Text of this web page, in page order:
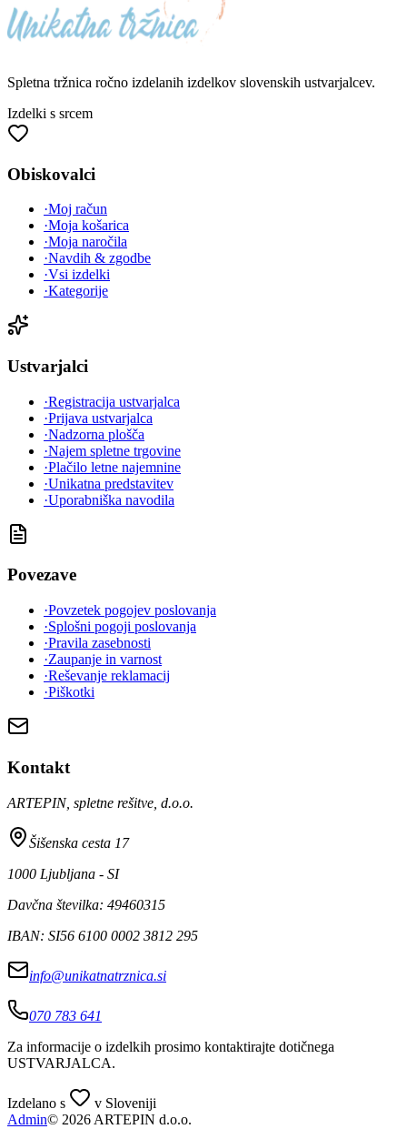
Spletna tržnica ročno izdelanih izdelkov slovenskih ustvarjalcev.
Izdelki s srcem
Obiskovalci
·Moj račun
·Moja košarica
·Moja naročila
·Navdih & zgodbe
·Vsi izdelki
·Kategorije
Ustvarjalci
·Registracija ustvarjalca
·Prijava ustvarjalca
·Nadzorna plošča
·Najem spletne trgovine
·Plačilo letne najemnine
·Unikatna predstavitev
·Uporabniška navodila
Povezave
·Povzetek pogojev poslovanja
·Splošni pogoji poslovanja
·Pravila zasebnosti
·Zaupanje in varnost
·Reševanje reklamacij
·Piškotki
Kontakt
ARTEPIN, spletne rešitve, d.o.o.
Šišenska cesta 17
1000 Ljubljana - SI
Davčna številka: 49460315
IBAN: SI56 6100 0002 3812 295
info@unikatnatrznica.si
070 783 641
Za informacije o izdelkih prosimo kontaktirajte dotičnega
USTVARJALCA.
Izdelano s
v Sloveniji
Admin© 2026 ARTEPIN d.o.o.